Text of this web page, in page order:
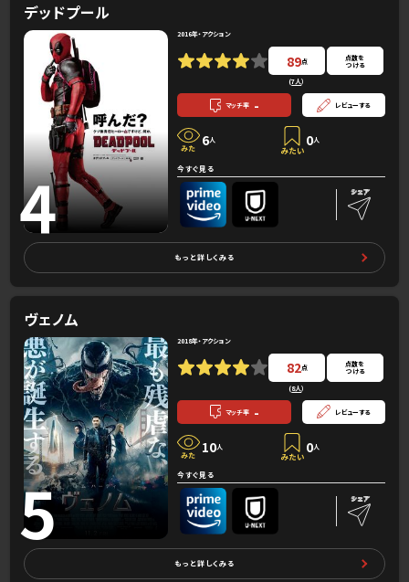
デッドプール
4
2016年・アクション
89点
(7人）
点数を
つける
マッチ率 - レビューする
6人 0人
今すぐ見る
もっと詳しくみる
ヴェノム
5
2018年・アクション
82点
(8人）
点数を
つける
マッチ率 - レビューする
10人 0人
今すぐ見る
もっと詳しくみる